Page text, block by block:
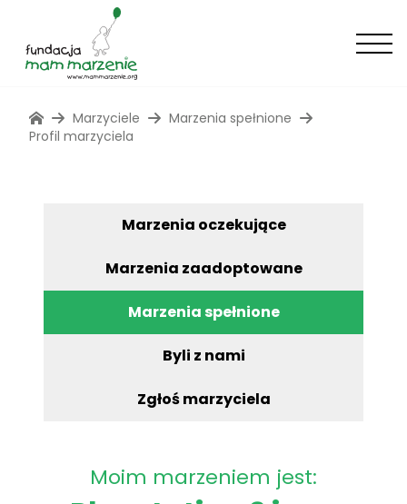
Marzyciele
Marzenia spełnione
Profil marzyciela
Marzenia oczekujące
Marzenia zaadoptowane
Marzenia spełnione
Byli z nami
Zgłoś marzyciela
Moim marzeniem jest: